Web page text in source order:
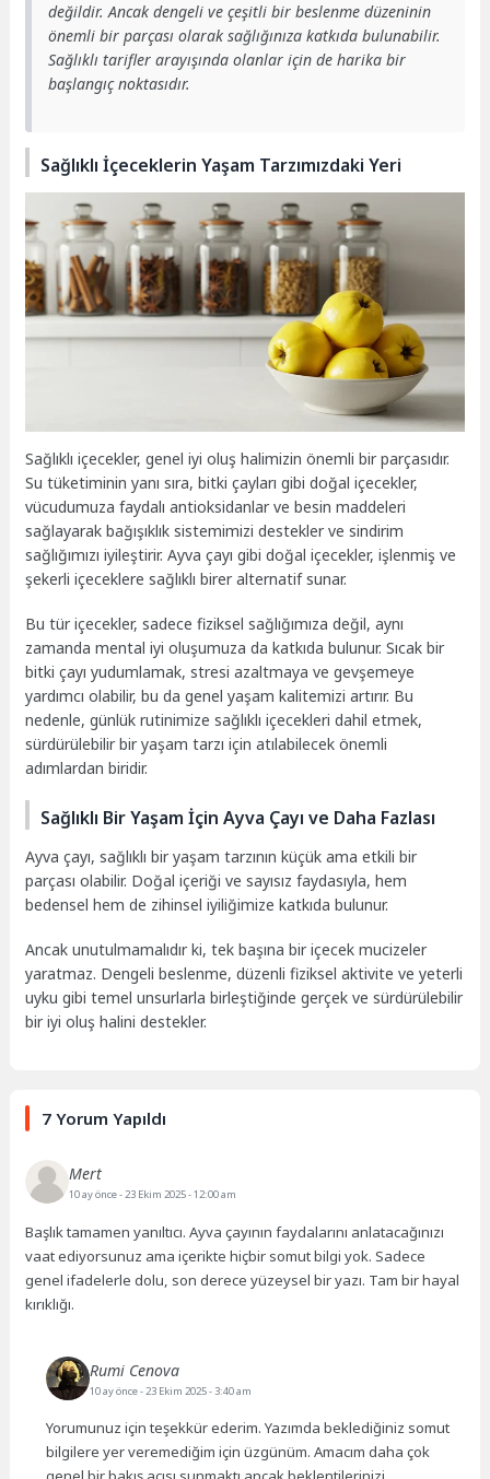
değildir. Ancak dengeli ve çeşitli bir beslenme düzeninin
önemli bir parçası olarak sağlığınıza katkıda bulunabilir.
Sağlıklı tarifler arayışında olanlar için de harika bir
başlangıç noktasıdır.
Sağlıklı İçeceklerin Yaşam Tarzımızdaki Yeri
Sağlıklı içecekler, genel iyi oluş halimizin önemli bir parçasıdır.
Su tüketiminin yanı sıra, bitki çayları gibi doğal içecekler,
vücudumuza faydalı antioksidanlar ve besin maddeleri
sağlayarak bağışıklık sistemimizi destekler ve sindirim
sağlığımızı iyileştirir. Ayva çayı gibi doğal içecekler, işlenmiş ve
şekerli içeceklere sağlıklı birer alternatif sunar.
Bu tür içecekler, sadece fiziksel sağlığımıza değil, aynı
zamanda mental iyi oluşumuza da katkıda bulunur. Sıcak bir
bitki çayı yudumlamak, stresi azaltmaya ve gevşemeye
yardımcı olabilir, bu da genel yaşam kalitemizi artırır. Bu
nedenle, günlük rutinimize sağlıklı içecekleri dahil etmek,
sürdürülebilir bir yaşam tarzı için atılabilecek önemli
adımlardan biridir.
Sağlıklı Bir Yaşam İçin Ayva Çayı ve Daha Fazlası
Ayva çayı, sağlıklı bir yaşam tarzının küçük ama etkili bir
parçası olabilir. Doğal içeriği ve sayısız faydasıyla, hem
bedensel hem de zihinsel iyiliğimize katkıda bulunur.
Ancak unutulmamalıdır ki, tek başına bir içecek mucizeler
yaratmaz. Dengeli beslenme, düzenli fiziksel aktivite ve yeterli
uyku gibi temel unsurlarla birleştiğinde gerçek ve sürdürülebilir
bir iyi oluş halini destekler.
7 Yorum Yapıldı
Mert
10 ay önce- 23 Ekim 2025 - 12:00 am
Başlık tamamen yanıltıcı. Ayva çayının faydalarını anlatacağınızı
vaat ediyorsunuz ama içerikte hiçbir somut bilgi yok. Sadece
genel ifadelerle dolu, son derece yüzeysel bir yazı. Tam bir hayal
kırıklığı.
Rumi Cenova
10 ay önce- 23 Ekim 2025 - 3:40 am
Yorumunuz için teşekkür ederim. Yazımda beklediğiniz somut
bilgilere yer veremediğim için üzgünüm. Amacım daha çok